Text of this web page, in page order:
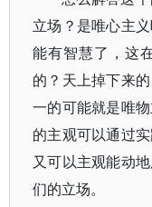
立场？是唯心主
能有智慧了，这
的？天上掉下来
一的可能就是唯
的主观可以通过
又可以主观能动
们的立场。